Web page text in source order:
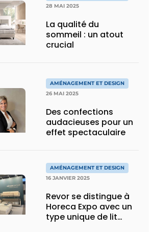
28 MAI 2025
La qualité du
sommeil : un atout
crucial
AMÉNAGEMENT ET DESIGN
26 MAI 2025
Des confections
audacieuses pour un
effet spectaculaire
AMÉNAGEMENT ET DESIGN
16 JANVIER 2025
Revor se distingue à
Horeca Expo avec un
type unique de lit